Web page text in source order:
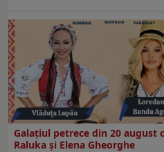
Galaţiul petrece din 20 august
Raluka și Elena Gheorghe